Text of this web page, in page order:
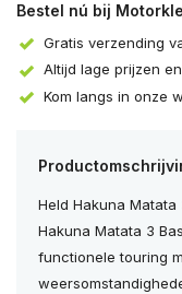
Bestel nú bij
Gratis verzending
Altijd lage prijzen
Kom langs in onze
Held Hakuna
Hakuna Matata 3
functionele touring